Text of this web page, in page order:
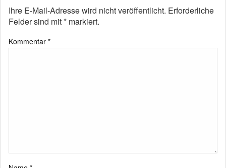
Ihre E-Mail-Adresse wird nicht veröffentlicht. Erforderliche
Felder sind mit* markiert.
Kommentar *